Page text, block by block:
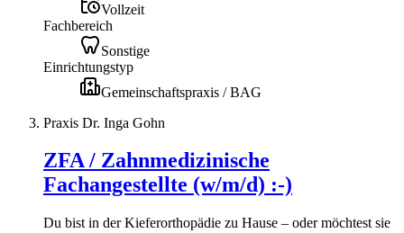
Vollzeit
Fachbereich
Sonstige
Einrichtungstyp
Gemeinschaftspraxis / BAG
Praxis Dr. Inga Gohn
ZFA / Zahnmedizinische
Fachangestellte (w/m/d) :-)
Du bist in der Kieferorthopädie zu Hause – oder möchtest sie